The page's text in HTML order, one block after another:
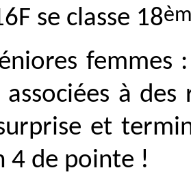
se classe 18
femmes
associées à
et
4 de pointe !